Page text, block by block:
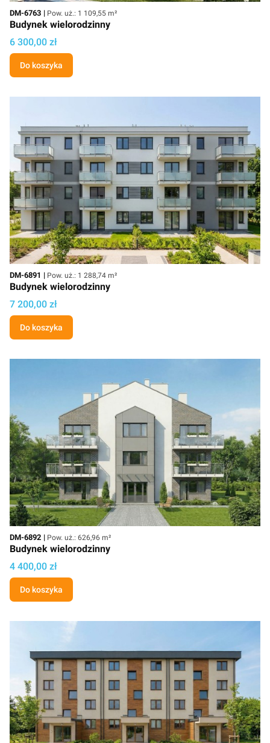
Kod
DM-6763 Powierzchnia użytkowa
Pow. uż.: 1 109,55 m²
Budynek wielorodzinny
Cena projektu
6 300,00 zł
Do koszyka
Kod
DM-6891 Powierzchnia użytkowa
Pow. uż.: 1 288,74 m²
Budynek wielorodzinny
Cena projektu
7 200,00 zł
Do koszyka
Kod
DM-6892 Powierzchnia użytkowa
Pow. uż.: 626,96 m²
Budynek wielorodzinny
Cena projektu
4 400,00 zł
Do koszyka